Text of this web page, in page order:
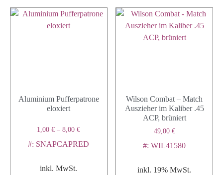
Aluminium Pufferpatrone
eloxiert
1,00€ –8,00€
#: SNAPCAPRED
inkl. MwSt.
Wilson Combat – Match
Auszieher im Kaliber .45
ACP, brüniert
49,00 €
#: WIL41580
inkl. 19% MwSt.